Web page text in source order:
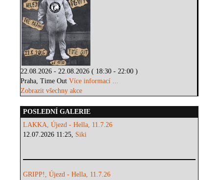
22.08.2026 - 22.08.2026 ( 18:30 - 22:00 )
Praha, Time OutVíce informací ...
Zobrazit všechny akce
POSLEDNÍ GALERIE
LAKKA, Újezd - Hella, 11.7.26
12.07.2026 11:25, Siki
GRIPP!, Újezd - Hella, 11.7.26